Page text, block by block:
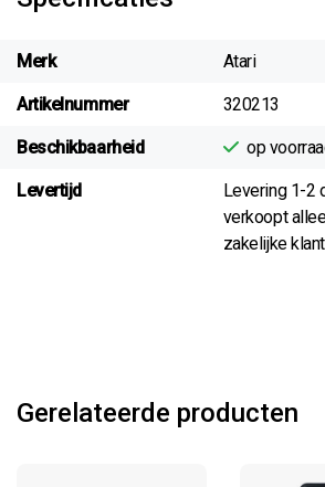
Merk Atari
Artikelnummer 320213
Beschikbaarheid op
Levertijd
Levering 1-2
verkoopt
zakelijke
Gerelateerde producten